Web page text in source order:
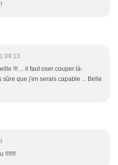
09:13
!!! ... il faut oser couper là-
sûre que j'en serais capable ... Belle
!!!!!!!